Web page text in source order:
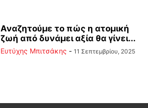
Αναζητούμε το πώς η ατομική
ζωή από δυνάμει αξία θα γίνει...
Ευτύχης Μπιτσάκης - 11 Σεπτεμβρίου, 2025